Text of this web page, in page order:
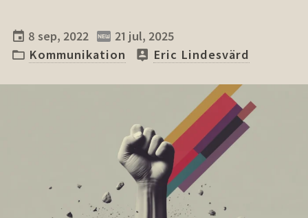
8 sep, 2022
21 jul, 2025
Kommunikation
Eric Lindesvärd